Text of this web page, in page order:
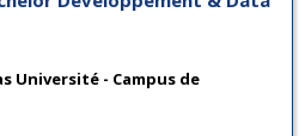
Université - Campus de